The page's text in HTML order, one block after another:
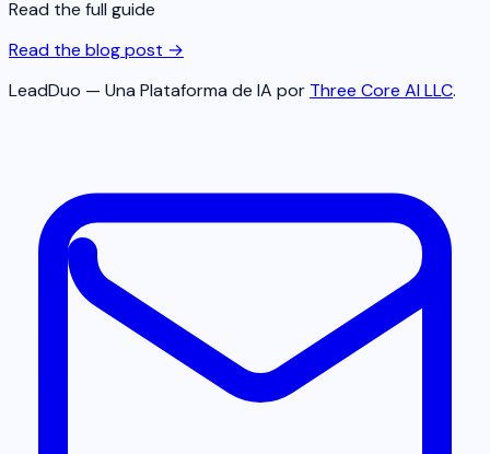
Read the full guide
Read the blog post →
LeadDuo — Una Plataforma de IA por Three Core AI LLC.